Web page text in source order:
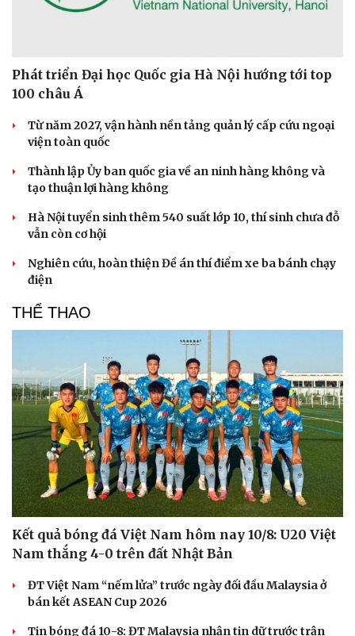
Sức khỏe
Dinh dưỡng - món ngon
Cây thuốc
Sản phụ khoa
Nam khoa
Làm đẹp - giảm cân
Phòng mạch online
Đời sống
Nhà đẹp
Blog
Tình yêu - Gia đình
Phát triển Đại học Quốc gia Hà Nội hướng tới top
100 châu Á
Từ năm 2027, vận hành nền tảng quản lý cấp cứu ngoại
viện toàn quốc
Thành lập Ủy ban quốc gia về an ninh hàng không và
tạo thuận lợi hàng không
Hà Nội tuyển sinh thêm 540 suất lớp 10, thí sinh chưa đỗ
vẫn còn cơ hội
Nghiên cứu, hoàn thiện Đề án thí điểm xe ba bánh chạy
điện
THỂ THAO
Kết quả bóng đá Việt Nam hôm nay 10/8: U20 Việt
Nam thắng 4-0 trên đất Nhật Bản
ĐT Việt Nam “nếm lửa” trước ngày đối đầu Malaysia ở
bán kết ASEAN Cup 2026
Tin bóng đá 10-8: ĐT Malaysia nhận tin dữ trước trận